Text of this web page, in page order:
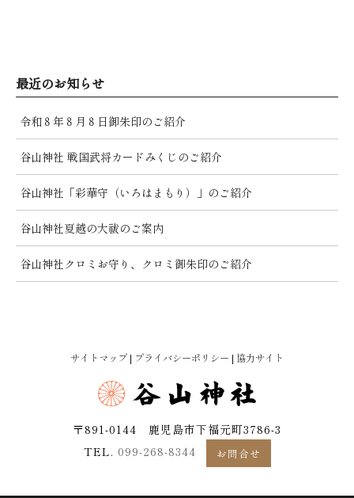
最近のお知らせ
令和８年８月８日御朱印のご紹介
谷山神社 戦国武将カードみくじのご紹介
谷山神社「彩華守（いろはまもり）」のご紹介
谷山神社夏越の大祓のご案内
谷山神社クロミお守り、クロミ御朱印のご紹介
サイトマップ | プライバシーポリシー | 協力サイト
〒891-0144 鹿児島市下福元町3786-3
TEL. 099-268-8344 お問合せ